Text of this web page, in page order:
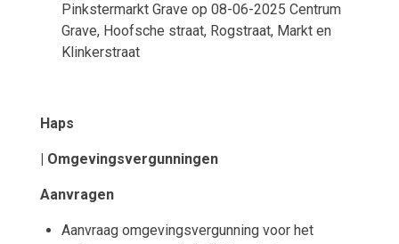
Pinkstermarkt Grave op 08-06-2025 Centrum
Grave, Hoofsche straat, Rogstraat, Markt en
Klinkerstraat
Haps
| Omgevingsvergunningen
Aanvragen
Aanvraag omgevingsvergunning voor het